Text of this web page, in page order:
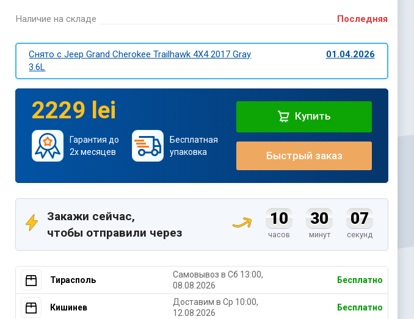
Наличие на складе Последняя
Снято c Jeep Grand Cherokee Trailhawk 4X4 2017 Gray
3.6L
01.04.2026
2229 lei
Гарантия до
2х месяцев
Бесплатная
упаковка
Купить
Быстрый заказ
Закажи сейчас,
чтобы отправили через
10
часов
30
минут
06
секунд
Тирасполь
Самовывоз в Cб 13:00,
08.08.2026
Бесплатно
Кишинев
Доставим в Ср 10:00,
12.08.2026
Бесплатно